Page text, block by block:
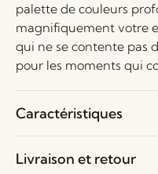
palette de couleurs
magnifiquement votre
qui ne se contente pas
pour les moments qui
Caractéristiques
Livraison et retour